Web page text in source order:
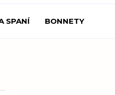
SPANÍ BONNETY